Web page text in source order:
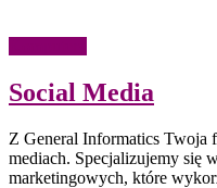
Social Media
Z General Informatics Twoja
mediach. Specjalizujemy się
marketingowych, które